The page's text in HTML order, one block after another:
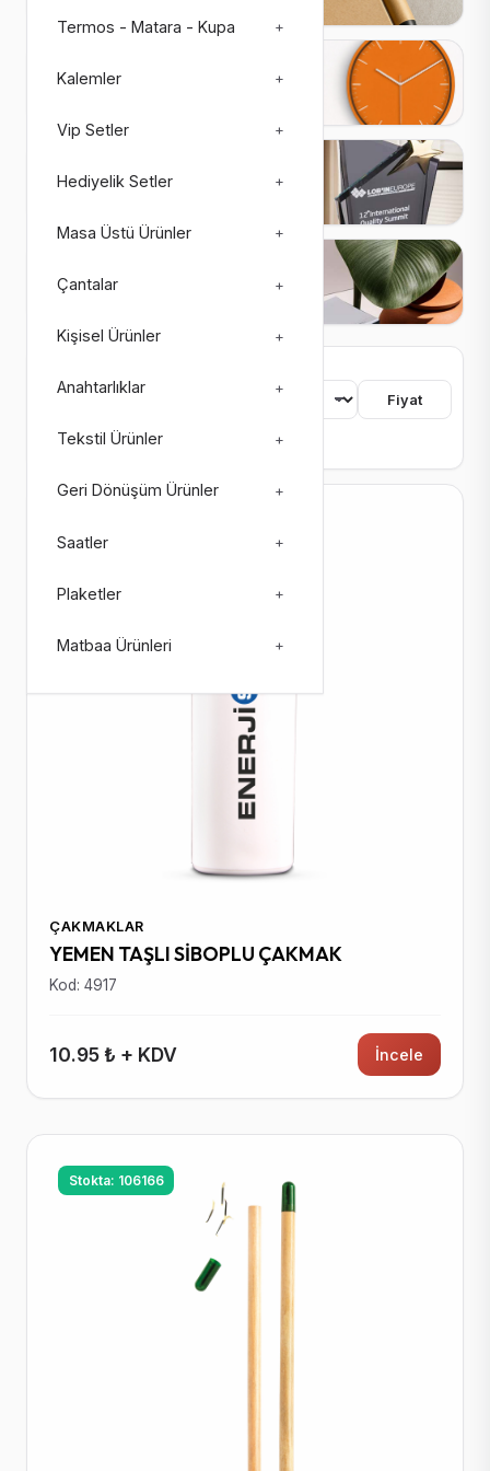
73 ürün
Termos - Matara - Kupa +
Kalemler +
Vip Setler +
Hediyelik Setler +
Masa Üstü Ürünler +
Çantalar +
Kişisel Ürünler +
Anahtarlıklar +
Tekstil Ürünler +
Geri Dönüşüm Ürünler +
Saatler +
Plaketler +
Matbaa Ürünleri +
Fiyat
Renk
ÇAKMAKLAR
YEMEN TAŞLI SİBOPLU ÇAKMAK
Kod: 4917
10.95 ₺ + KDV İncele
Stokta: 106166